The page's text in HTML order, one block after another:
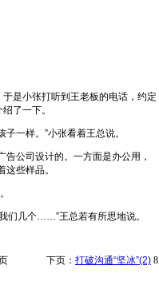
是小张打听到王老板的电话，约定
了一下。
一样。”小张看着王总说。
公司设计的。一方面是办公用，
些样品。
们几个……”王总若有所思地说。
下页： 打破沟通“坚冰”(2) 8